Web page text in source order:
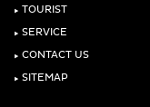
‣ TOURIST
‣ SERVICE
‣ CONTACT US
‣ SITEMAP